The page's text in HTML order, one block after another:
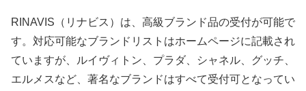
RINAVIS（リナビス）は、高級ブランド品の受付が可能で
す。対応可能なブランドリストはホームページに記載され
ていますが、ルイヴィトン、プラダ、シャネル、グッチ、
エルメスなど、著名なブランドはすべて受付可となってい